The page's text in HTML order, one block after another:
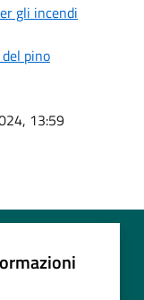
gli incendi
pino
13:59